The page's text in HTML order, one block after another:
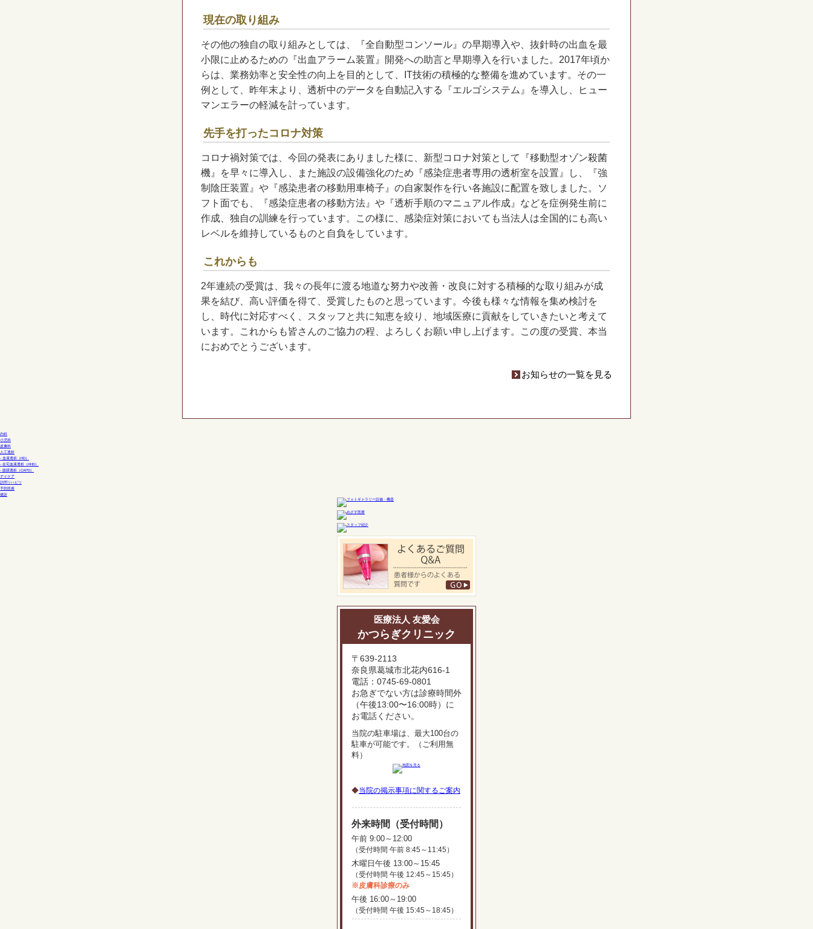
現在の取り組み
その他の独自の取り組みとしては、『全自動型コンソール』の早期導入や、抜針時の出血を最
小限に止めるための『出血アラーム装置』開発への助言と早期導入を行いました。2017年頃か
らは、業務効率と安全性の向上を目的として、IT技術の積極的な整備を進めています。その一
例として、昨年末より、透析中のデータを自動記入する『エルゴシステム』を導入し、ヒュー
マンエラーの軽減を計っています。
先手を打ったコロナ対策
コロナ禍対策では、今回の発表にありました様に、新型コロナ対策として『移動型オゾン殺菌
機』を早々に導入し、また施設の設備強化のため『感染症患者専用の透析室を設置』し、『強
制陰圧装置』や『感染患者の移動用車椅子』の自家製作を行い各施設に配置を致しました。ソ
フト面でも、『感染症患者の移動方法』や『透析手順のマニュアル作成』などを症例発生前に
作成、独自の訓練を行っています。この様に、感染症対策においても当法人は全国的にも高い
レベルを維持しているものと自負をしています。
これからも
2年連続の受賞は、我々の長年に渡る地道な努力や改善・改良に対する積極的な取り組みが成
果を結び、高い評価を得て、受賞したものと思っています。今後も様々な情報を集め検討を
し、時代に対応すべく、スタッフと共に知恵を絞り、地域医療に貢献をしていきたいと考えて
います。これからも皆さんのご協力の程、よろしくお願い申し上げます。この度の受賞、本当
におめでとうございます。
お知らせの一覧を見る
内科
小児科
皮膚科
人工透析
- 血液透析（HD）
- 在宅血液透析（HHD）
- 腹膜透析（CAPD）
デイケア
訪問リハビリ
予防医療
健診
医療法人 友愛会
かつらぎクリニック
〒639-2113
奈良県葛城市北花内616-1
電話：0745-69-0801
お急ぎでない方は診療時間外
（午後13:00〜16:00時）に
お電話ください。
当院の駐車場は、最大100台の
駐車が可能です。（ご利用無
料）
◆当院の掲⽰事項に関するご案内
外来時間（受付時間）
午前 9:00～12:00
（受付時間 午前 8:45～11:45）
木曜日午後 13:00～15:45
（受付時間 午後 12:45～15:45）
※皮膚科診療のみ
午後 16:00～19:00
（受付時間 午後 15:45～18:45）